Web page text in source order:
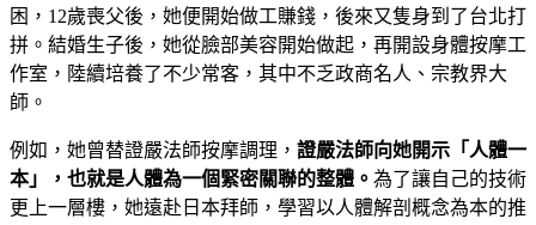
困，12歲喪父後，她便開始做工賺錢，後來又隻身到了台北打
拼。結婚生子後，她從臉部美容開始做起，再開設身體按摩工
作室，陸續培養了不少常客，其中不乏政商名人、宗教界大
師。
例如，她曾替證嚴法師按摩調理， 證嚴法師向她開示「人體一
本」，也就是人體為一個緊密關聯的整體。 為了讓自己的技術
更上一層樓，她遠赴日本拜師，學習以人體解剖概念為本的推